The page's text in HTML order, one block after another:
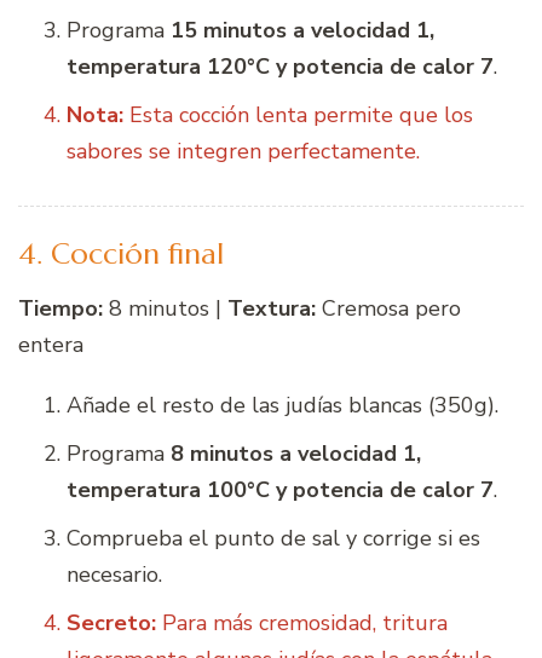
Programa 15 minutos a velocidad 1,
temperatura 120°C y potencia de calor 7.
Nota: Esta cocción lenta permite que los
sabores se integren perfectamente.
4. Cocción final
Tiempo: 8 minutos | Textura: Cremosa pero
entera
Añade el resto de las judías blancas (350g).
Programa 8 minutos a velocidad 1,
temperatura 100°C y potencia de calor 7.
Comprueba el punto de sal y corrige si es
necesario.
Secreto: Para más cremosidad, tritura